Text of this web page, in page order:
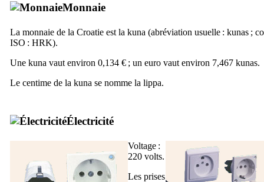
Monnaie
La monnaie de la Croatie est la kuna (abréviation usuelle : kunas ;
ISO : HRK).
Une kuna vaut environ 0,134 € ; un euro vaut environ 7,467 kunas.
Le centime de la kuna se nomme la lippa.
Électricité
Voltage :
220 volts.
Les prises